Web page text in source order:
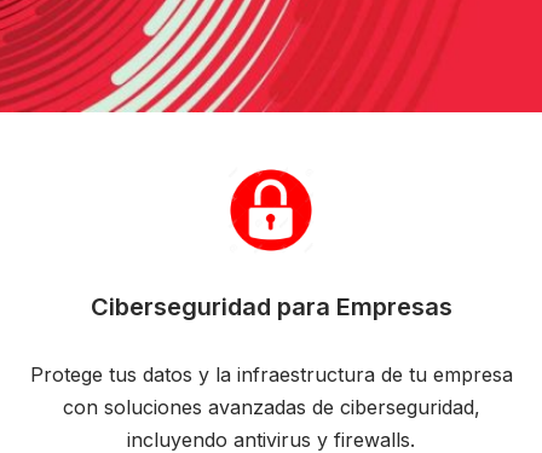
Ciberseguridad para Empresas
Protege tus datos y la infraestructura de tu empresa
con soluciones avanzadas de ciberseguridad,
incluyendo antivirus y firewalls.